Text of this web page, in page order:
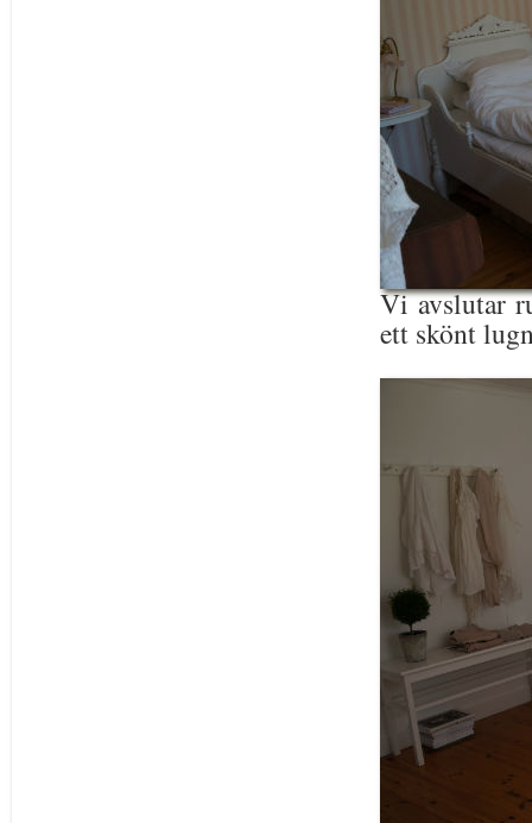
Vi avslutar
ett skönt